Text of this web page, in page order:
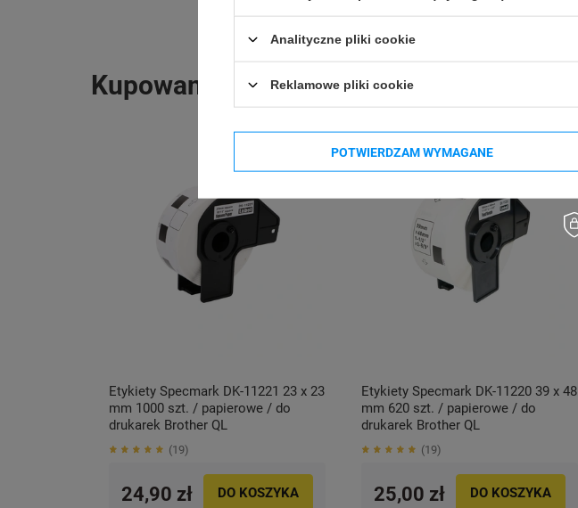
Kupowane razem
Etykiety Specmark DK-11221 23 x 23
mm 1000 szt. / papierowe / do
drukarek Brother QL
19
24,90 zł DO KOSZYKA
Etykiety Specmark DK-11220 39 x 48
mm 620 szt. / papierowe / do
drukarek Brother QL
19
25,00 zł DO KOSZYKA
Analityczne pliki cookie
Reklamowe pliki cookie
POTWIERDZAM WYMAGANE